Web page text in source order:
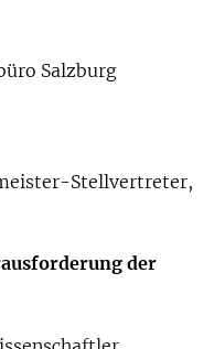
Salzburg
Stellvertreter,
der